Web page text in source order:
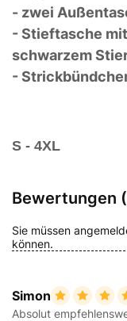
- zwei
- Stieftasche
schwarzem
-
S - 4XL
Bewertungen
Sie müssen
können.
Simon
Absolut